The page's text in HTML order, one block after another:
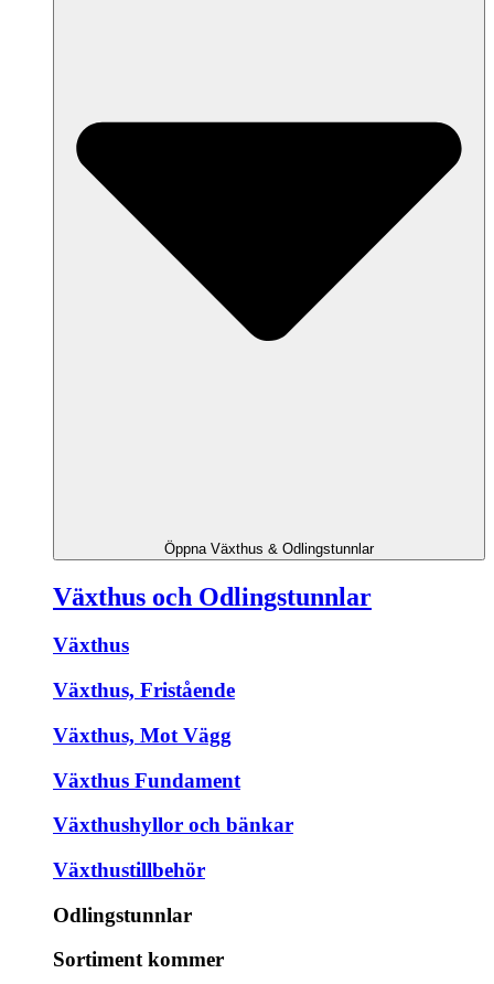
Öppna Växthus & Odlingstunnlar
Växthus och Odlingstunnlar
Växthus
Växthus, Fristående
Växthus, Mot Vägg
Växthus Fundament
Växthushyllor och bänkar
Växthustillbehör
Odlingstunnlar
Sortiment kommer